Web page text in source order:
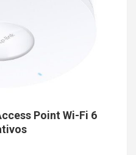
Point Wi-Fi 6